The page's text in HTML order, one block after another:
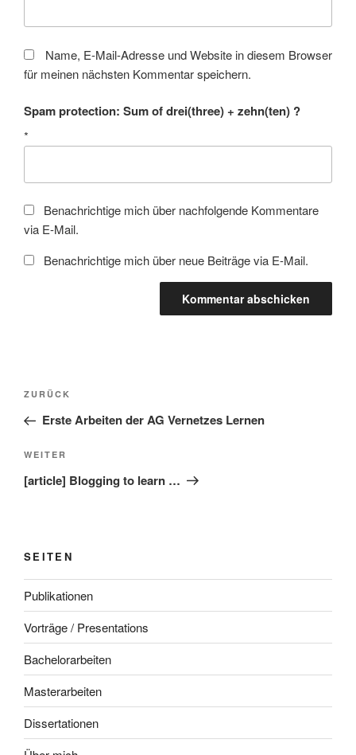
Name, E-Mail-Adresse und Website in diesem Browser
für meinen nächsten Kommentar speichern.
Spam protection: Sum of drei(three) + zehn(ten) ?
*
Benachrichtige mich über nachfolgende Kommentare
via E-Mail.
Benachrichtige mich über neue Beiträge via E-Mail.
Beitragsnavigation
Vorheriger
Beitrag
ZURÜCK
Erste Arbeiten der AG Vernetzes Lernen
Nächster
Beitrag
WEITER
[article] Blogging to learn …
SEITEN
Publikationen
Vorträge / Presentations
Bachelorarbeiten
Masterarbeiten
Dissertationen